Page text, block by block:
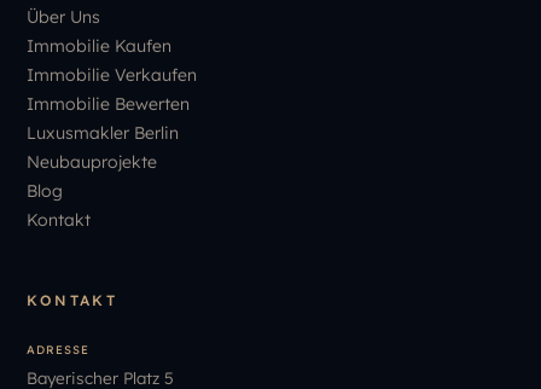
Über Uns
Immobilie Kaufen
Immobilie Verkaufen
Immobilie Bewerten
Luxusmakler Berlin
Neubauprojekte
Blog
Kontakt
KONTAKT
ADRESSE
Bayerischer Platz 5